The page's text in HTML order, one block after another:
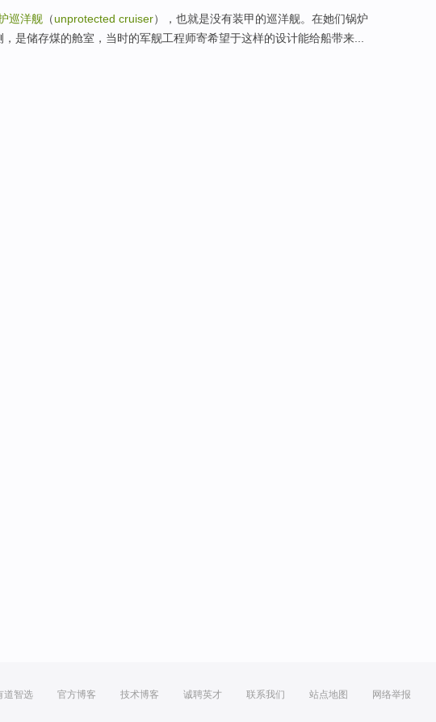
巡洋舰 （unprotected cruiser），也就是没有装甲的巡洋舰。在她们锅炉
是储存煤的舱室，当时的军舰工程师寄希望于这样的设计能给船带来...
道智选 官方博客 技术博客 诚聘英才 联系我们 站点地图 网络举报